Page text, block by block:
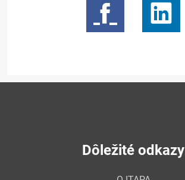
Dôležité odkazy